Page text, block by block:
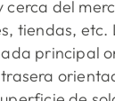
cerca del
tiendas, etc.
principal